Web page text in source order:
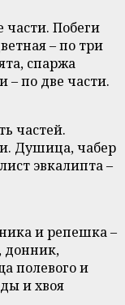
части. Побеги
– по три
спаржа
– по две части.
частей.
Душица, чабер
эвкалипта –
и репешка –
донник,
полевого и
и хвоя